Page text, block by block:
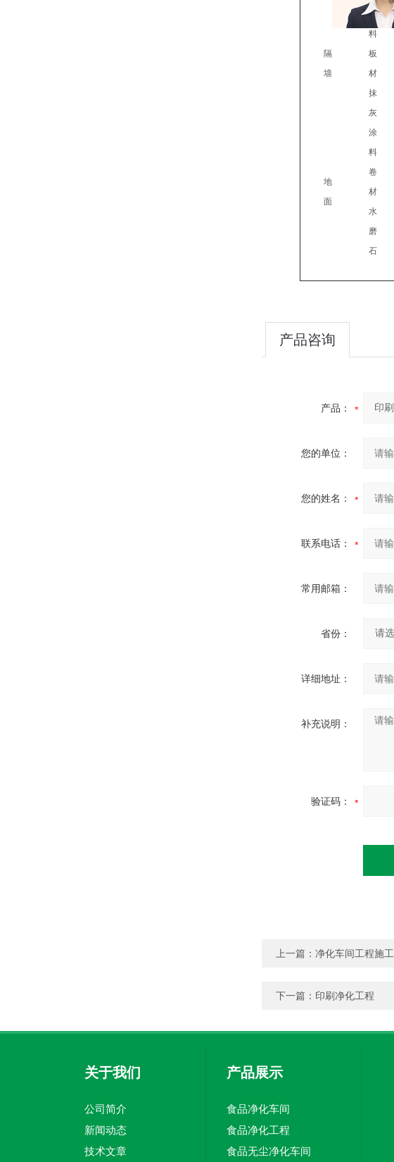
隔
墙
涂
料
板
材
抹
灰
地
面
涂
料
卷
材
水
磨
石
产品咨询
产品：
您的单位：
您的姓名：
联系电话：
常用邮箱：
省份：
详细地址：
补充说明：
验证码：
上一篇： 净化车间工程施工
下一篇： 印刷净化工程
关于我们
公司简介
新闻动态
技术文章
产品展示
食品净化车间
食品净化工程
食品无尘净化车间